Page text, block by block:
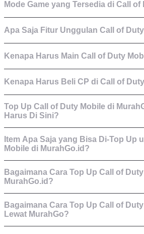
Mode Game yang Tersedia di Call of
Apa Saja Fitur Unggulan Call of
Kenapa Harus Main Call of Duty
Kenapa Harus Beli CP di Call of
Top Up Call of Duty Mobile di
Harus Di Sini?
Item Apa Saja yang Bisa Di-Top Up
Mobile di MurahGo.id?
Bagaimana Cara Top Up Call of
MurahGo.id?
Bagaimana Cara Top Up Call of
Lewat MurahGo?